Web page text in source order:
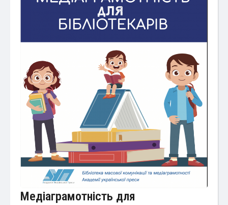
Медіаграмотність для